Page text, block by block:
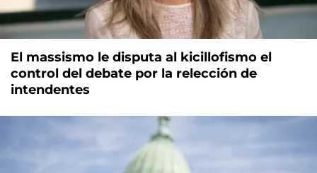
El massismo le disputa al kicillofismo el
control del debate por la relección de
intendentes